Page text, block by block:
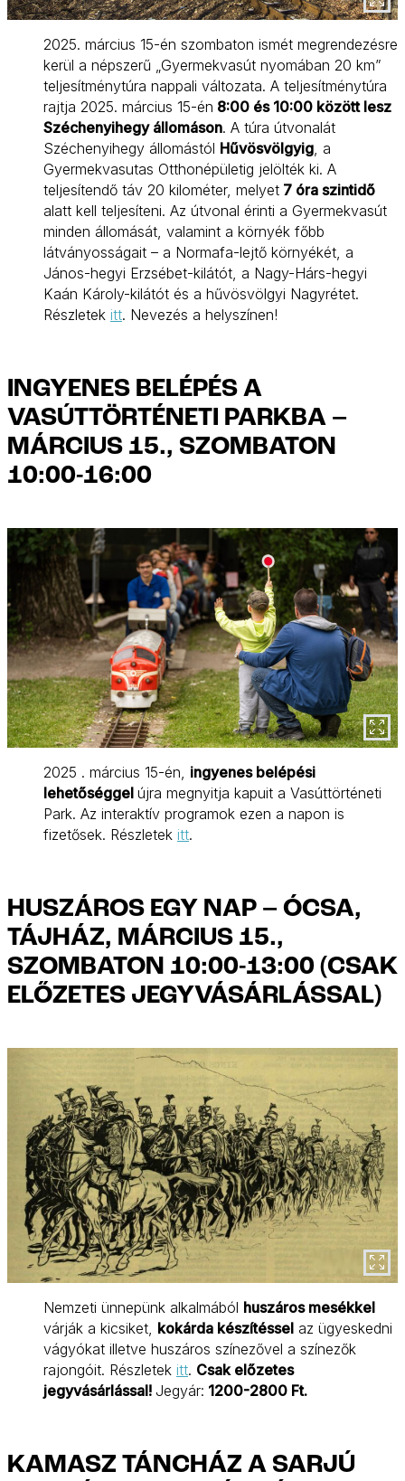
2025. március 15-én szombaton ismét megrendezésre
kerül a népszerű „Gyermekvasút nyomában 20 km”
teljesítménytúra nappali változata. A teljesítménytúra
rajtja 2025. március 15-én 8:00 és 10:00 között lesz
Széchenyihegy állomáson. A túra útvonalát
Széchenyihegy állomástól Hűvösvölgyig , a
Gyermekvasutas Otthonépületig jelölték ki. A
teljesítendő táv 20 kilométer, melyet 7 óra szintidő
alatt kell teljesíteni. Az útvonal érinti a Gyermekvasút
minden állomását, valamint a környék főbb
látványosságait – a Normafa-lejtő környékét, a
János-hegyi Erzsébet-kilátót, a Nagy-Hárs-hegyi
Kaán Károly-kilátót és a hűvösvölgyi Nagyrétet.
Részletek itt. Nevezés a helyszínen!
INGYENES BELÉPÉS A
VASÚTTÖRTÉNETI PARKBA –
MÁRCIUS 15., SZOMBATON
10:00-16:00
2025 . március 15-én, ingyenes belépési
lehetőséggel újra megnyitja kapuit a Vasúttörténeti
Park. Az interaktív programok ezen a napon is
fizetősek. Részletek itt.
HUSZÁROS EGY NAP – ÓCSA,
TÁJHÁZ, MÁRCIUS 15.,
SZOMBATON 10:00-13:00 (CSAK
ELŐZETES JEGYVÁSÁRLÁSSAL)
Nemzeti ünnepünk alkalmából huszáros mesékkel
várják a kicsiket, kokárda készítéssel az ügyeskedni
vágyókat illetve huszáros színezővel a színezők
rajongóit. Részletek itt. Csak előzetes
jegyvásárlással! Jegyár: 1200-2800 Ft.
KAMASZ TÁNCHÁZ A SARJÚ